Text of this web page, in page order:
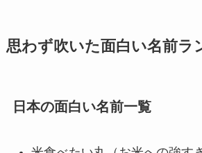
思わず吹いた面白い名前ラ
日本の面白い名前一覧